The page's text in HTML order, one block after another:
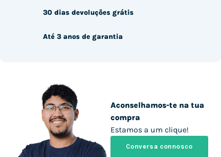
Aconselhamos-te na tua
compra
Estamos a um clique!
Conversa connosco
30 dias devoluções grátis
Até 3 anos de garantia